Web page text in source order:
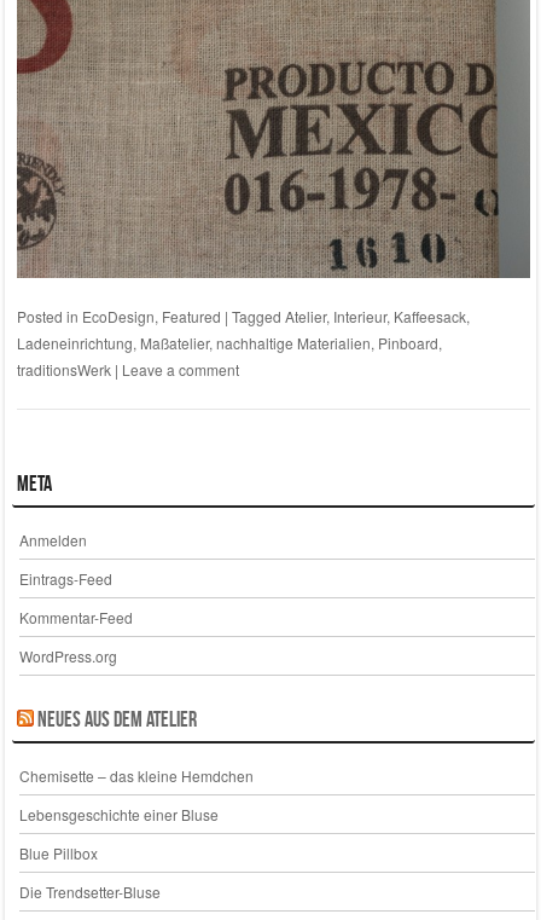
Posted in EcoDesign, Featured | Tagged Atelier, Interieur, Kaffeesack,
Ladeneinrichtung, Maßatelier, nachhaltige Materialien, Pinboard,
traditionsWerk | Leave a comment
Meta
Anmelden
Eintrags-Feed
Kommentar-Feed
WordPress.org
Neues aus dem Atelier
Chemisette – das kleine Hemdchen
Lebensgeschichte einer Bluse
Blue Pillbox
Die Trendsetter-Bluse